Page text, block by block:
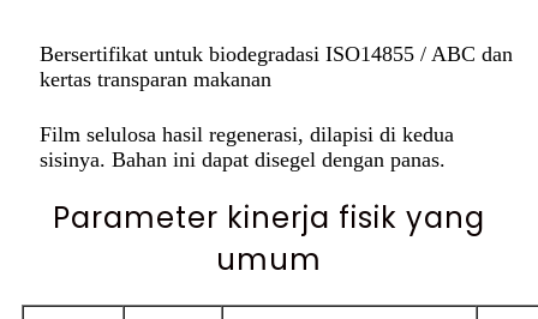
Bersertifikat untuk biodegradasi ISO14855 / ABC dan
kertas transparan makanan
Film selulosa hasil regenerasi, dilapisi di kedua
sisinya. Bahan ini dapat disegel dengan panas.
Parameter kinerja fisik yang
umum